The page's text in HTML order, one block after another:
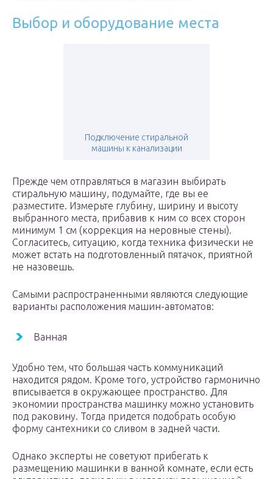
Выбор и оборудование места
Подключение стиральной
машины к канализации
Прежде чем отправляться в магазин выбирать
стиральную машину, подумайте, где вы ее
разместите. Измерьте глубину, ширину и высоту
выбранного места, прибавив к ним со всех сторон
минимум 1 см (коррекция на неровные стены).
Согласитесь, ситуацию, когда техника физически не
может встать на подготовленный пятачок, приятной
не назовешь.
Самыми распространенными являются следующие
варианты расположения машин-автоматов:
Ванная
Удобно тем, что большая часть коммуникаций
находится рядом. Кроме того, устройство гармонично
вписывается в окружающее пространство. Для
экономии пространства машинку можно установить
под раковину. Тогда придется подобрать особую
форму сантехники со сливом в задней части.
Однако эксперты не советуют прибегать к
размещению машинки в ванной комнате, если есть